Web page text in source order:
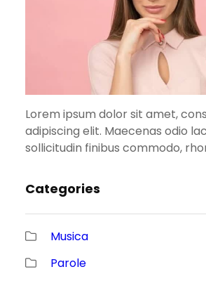
Lorem ipsum dolor sit amet,
adipiscing elit. Maecenas odio
sollicitudin finibus commodo,
Categories
Musica
Parole